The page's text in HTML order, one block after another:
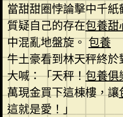
當甜甜圈悖論擊中千
質疑自己的存在包養甜
中混亂地盤旋。包養
牛土豪看到林天秤終
大喊：「天秤！包養俱
萬現金買下這棟樓，讓
這就是愛！」